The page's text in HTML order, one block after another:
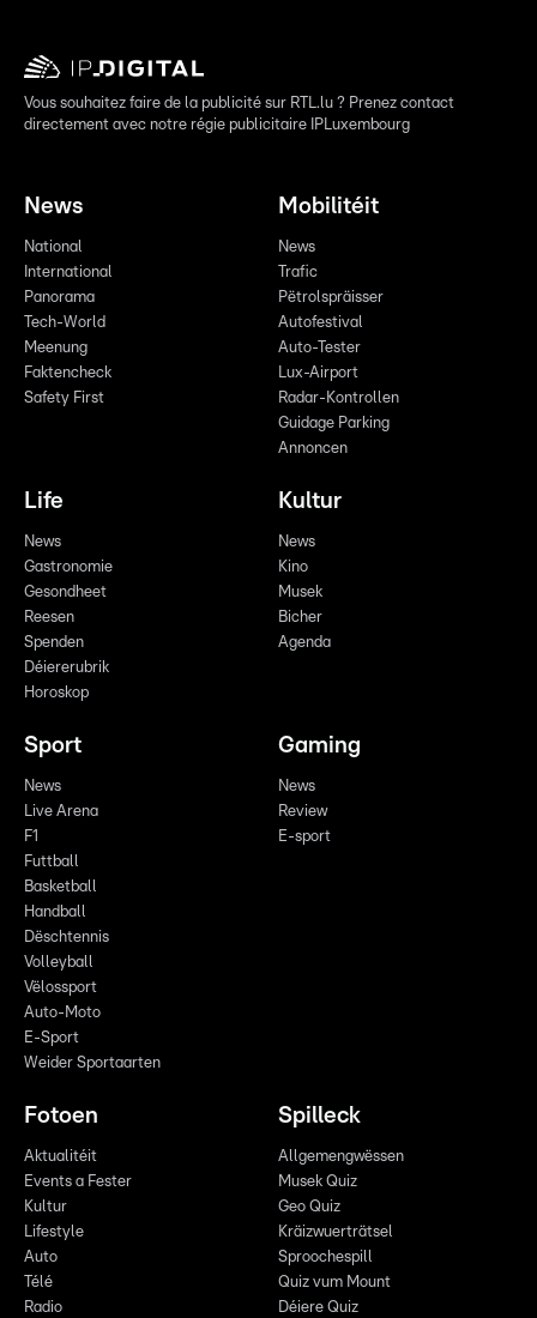
Vous souhaitez faire de la publicité sur RTL.lu ? Prenez contact
directement avec notre régie publicitaire IPLuxembourg
News
National
International
Panorama
Tech-World
Meenung
Faktencheck
Safety First
Mobilitéit
News
Trafic
Pëtrolspräisser
Autofestival
Auto-Tester
Lux-Airport
Radar-Kontrollen
Guidage Parking
Annoncen
Life
News
Gastronomie
Gesondheet
Reesen
Spenden
Déiererubrik
Horoskop
Kultur
News
Kino
Musek
Bicher
Agenda
Sport
News
Live Arena
F1
Futtball
Basketball
Handball
Dëschtennis
Volleyball
Vëlossport
Auto-Moto
E-Sport
Weider Sportaarten
Gaming
News
Review
E-sport
Fotoen
Aktualitéit
Events a Fester
Kultur
Lifestyle
Auto
Télé
Radio
Spilleck
Allgemengwëssen
Musek Quiz
Geo Quiz
Kräizwuerträtsel
Sproochespill
Quiz vum Mount
Déiere Quiz